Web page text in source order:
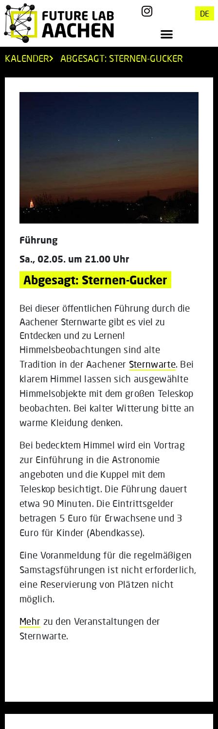
DE
KALENDER ABGESAGT: STERNEN-GUCKER
Führung
Sa., 02.05. um 21.00 Uhr
Abgesagt: Sternen-Gucker
Bei dieser öffentlichen Führung durch die
Aachener Sternwarte gibt es viel zu
Entdecken und zu Lernen!
Himmelsbeobachtungen sind alte
Tradition in der Aachener Sternwarte. Bei
klarem Himmel lassen sich ausgewählte
Himmelsobjekte mit dem großen Teleskop
beobachten. Bei kalter Witterung bitte an
warme Kleidung denken.
Bei bedecktem Himmel wird ein Vortrag
zur Einführung in die Astronomie
angeboten und die Kuppel mit dem
Teleskop besichtigt. Die Führung dauert
etwa 90 Minuten. Die Eintrittsgelder
betragen 5 Euro für Erwachsene und 3
Euro für Kinder (Abendkasse).
Eine Voranmeldung für die regelmäßigen
Samstagsführungen ist nicht erforderlich,
eine Reservierung von Plätzen nicht
möglich.
Mehr zu den Veranstaltungen der
Sternwarte.